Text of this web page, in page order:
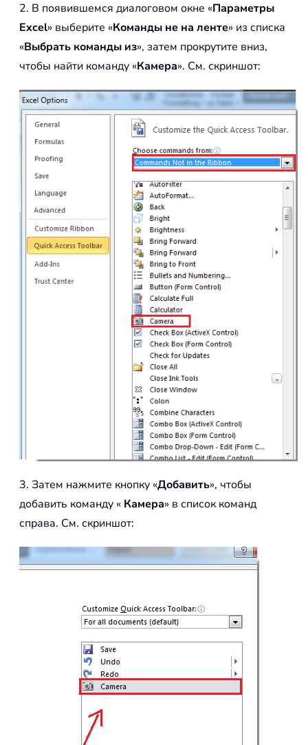
2. В появившемся диалоговом окне «Параметры
Excel» выберите «Команды не на ленте» из списка
«Выбрать команды из», затем прокрутите вниз,
чтобы найти команду «Камера». См. скриншот:
3. Затем нажмите кнопку «Добавить», чтобы
добавить команду « Камера» в список команд
справа. См. скриншот: